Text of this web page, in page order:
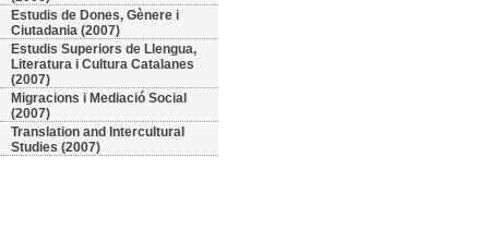
Estudis de Dones, Gènere i
Ciutadania (2007)
Estudis Superiors de Llengua,
Literatura i Cultura Catalanes
(2007)
Migracions i Mediació Social
(2007)
Translation and Intercultural
Studies (2007)